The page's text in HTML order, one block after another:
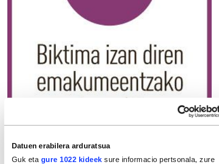
Datuen erabilera arduratsua
Guk eta gure 1022 kideek sure informacio pertsonala, zure